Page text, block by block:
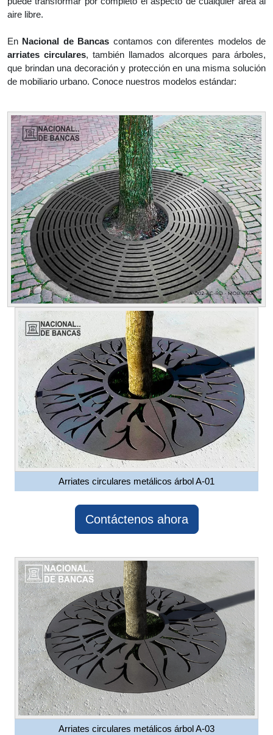
aire libre.
En Nacional de Bancas contamos con diferentes modelos de
arriates circulares, también llamados alcorques para árboles,
que brindan una decoración y protección en una misma solución
de mobiliario urbano. Conoce nuestros modelos estándar:
Arriates circulares metálicos árbol A-01
Contáctenos ahora
Arriates circulares metálicos árbol A-03